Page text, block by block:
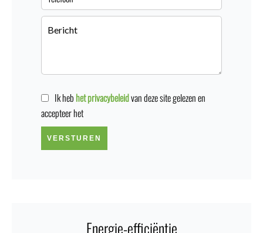
Ik heb het privacybeleidvan deze site gelezen en
accepteer het
VERSTUREN
Energie-efficiëntie